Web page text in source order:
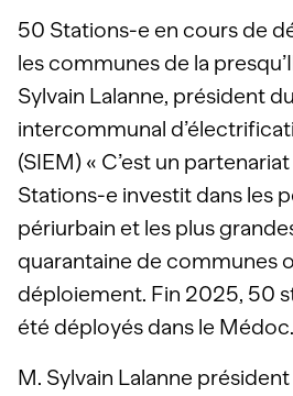
50 Stations-e en cours de
les communes de la
Sylvain Lalanne, président
intercommunal
(SIEM) « C’est un
Stations-e investit dans les
périurbain et les plus
quarantaine de communes
déploiement. Fin 2025, 50
été déployés dans le
M. Sylvain Lalanne